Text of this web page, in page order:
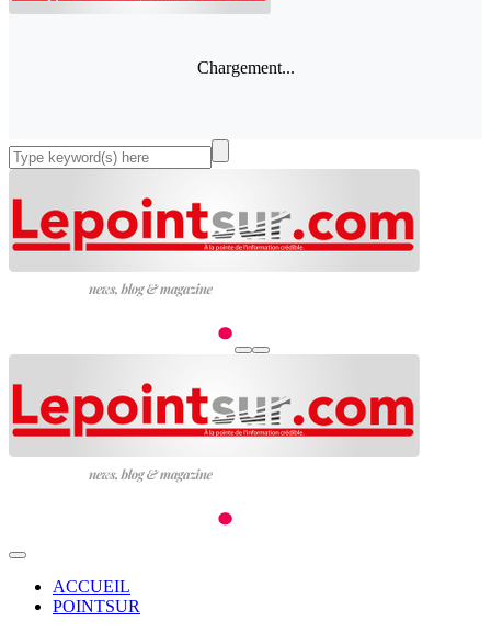
Chargement...
ACCUEIL
POINTSUR